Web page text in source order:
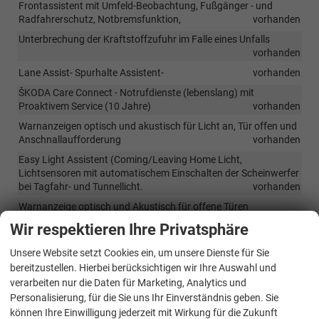
Frontassistent mit Umfeld-Beobachtung, Fußgänger - und
Radfahrerschutz, Notbremsfunktion,
vorhanden
Unterbrechung der Kraftstoffzufuhr im Falle eines Unfalls
vorhanden
Lane Assist- Spurhalte Assistent-
vorhanden
ŠKODA Care Connect - Notrufdienste (lebenslang) mit
Proaktivem Service (10 Jahre)
vorhanden
Warnanzeigen optisch und akustisch für Licht an, Tür offen und
Anschnallaufforderung
vorhanden
Easy Light Assistent (Coming/Leaving Home Licht,
Lichtsensoren mit automatischem Einschalten der Scheinwerfer
bei Tagfahr- und Tunnellicht.
vorhanden
Warnanzeige optisch und Akustisch für offene Türen
Außen
Außenspiegelgehäuse in Graphite Grey Metallic oder in Black
Magic Schwarzmetallic- nur zusammen mit Color Conzeot Paket
vorhanden
Wir respektieren Ihre Privatsphäre
Unsere Website setzt Cookies ein, um unsere Dienste für Sie
bereitzustellen. Hierbei berücksichtigen wir Ihre Auswahl und
verarbeiten nur die Daten für Marketing, Analytics und
Personalisierung, für die Sie uns Ihr Einverständnis geben. Sie
können Ihre Einwilligung jederzeit mit Wirkung für die Zukunft